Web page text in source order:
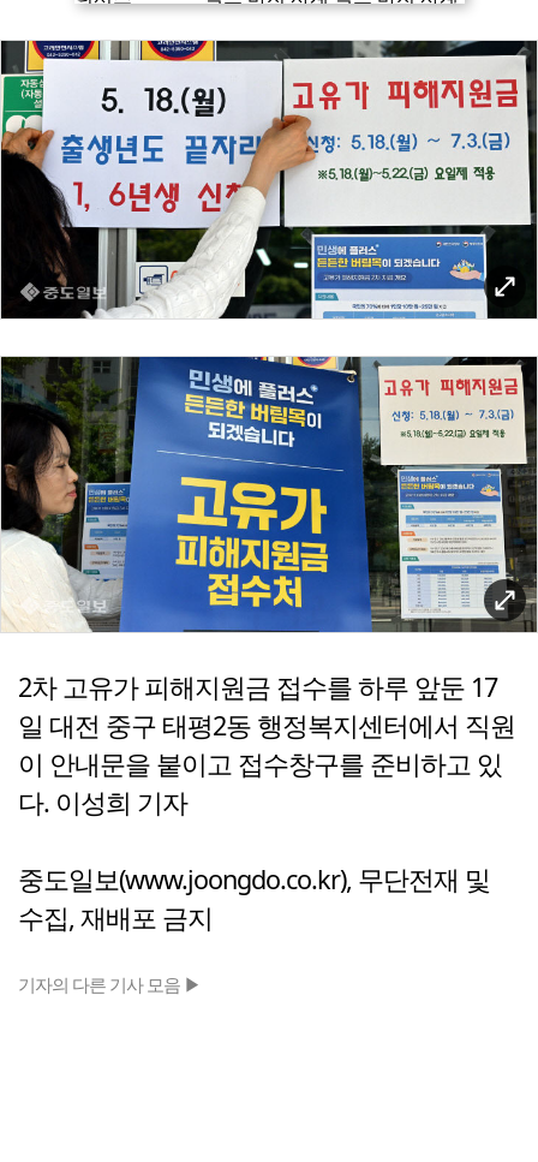
2차 고유가 피해지원금 접수를 하루 앞둔 17
일 대전 중구 태평2동 행정복지센터에서 직원
이 안내문을 붙이고 접수창구를 준비하고 있
다. 이성희 기자
중도일보(www.joongdo.co.kr), 무단전재 및
수집, 재배포 금지
기자의 다른 기사 모음 ▶